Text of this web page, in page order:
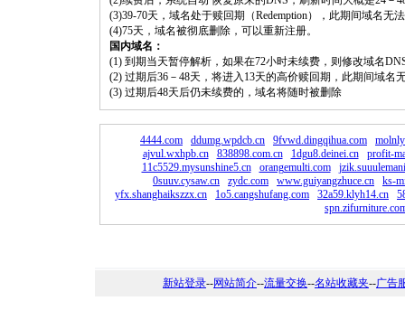
(3)39-70天，域名处于赎回期（Redemption），此期间域名无
(4)75天，域名被彻底删除，可以重新注册。
国内域名：
(1) 到期当天暂停解析，如果在72小时未续费，则修改域名
(2) 过期后36－48天，将进入13天的高价赎回期，此期间域名
(3) 过期后48天后仍未续费的，域名将随时被删除
4444.com ddumg.wpdcb.cn 9fvwd.dingqihua.com
ajvul.wxhpb.cn
838898.com.cn 1dgu8.deinei.cn
profit-
11c5529.mysunshine5.cn
orangemulti.com
0suuv.cysaw.cn
zydc.com www.guiyangzhuce.cn
ks-
yfx.shanghaikszzx.cn
1o5.cangshufang.com 32a59.klyh14.cn
新站登录--网站简介--流量交换--名站收藏夹--广告